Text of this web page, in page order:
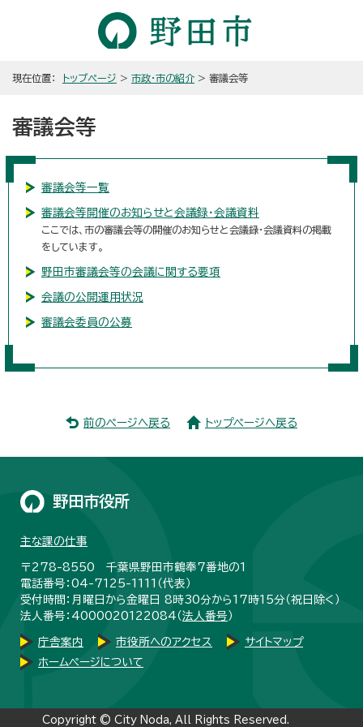
現在位置： トップページ > 市政・市の紹介 > 審議会等
審議会等
審議会等一覧
審議会等開催のお知らせと会議録・会議資料
ここでは、市の審議会等の開催のお知らせと会議録・会議資料の掲載
をしています。
野田市審議会等の会議に関する要項
会議の公開運用状況
審議会委員の公募
前のページへ戻る トップページへ戻る
野田市役所
主な課の仕事
〒278-8550 千葉県野田市鶴奉7番地の1
電話番号：04-7125-1111（代表）
受付時間：月曜日から金曜日 8時30分から17時15分（祝日除く）
法人番号：4000020122084（法人番号 ）
庁舎案内 市役所へのアクセス
サイトマップ
ホームページについて
Copyright © City Noda, All Rights Reserved.